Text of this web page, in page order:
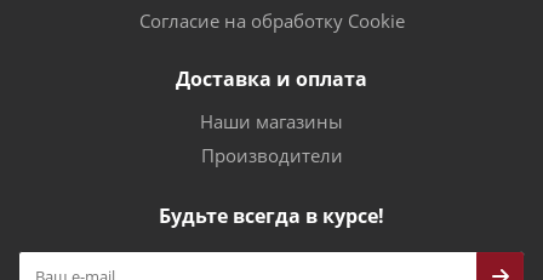
Согласие на обработку Cookie
Доставка и оплата
Наши магазины
Производители
Будьте всегда в курсе!